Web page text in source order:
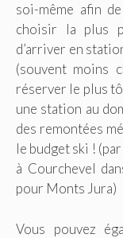
soi-même afin
choisir la plus
d’arriver en
(souvent moins
réserver le plus
une station au
des remontées
le budget ski !
à Courchevel
pour Monts Jura)
Vous pouvez